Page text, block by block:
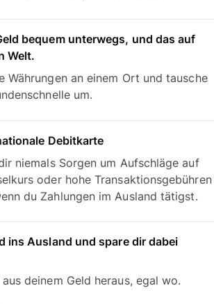
bequem unterwegs, und das auf
Welt.
Währungen an einem Ort und tausche
um.
Debitkarte
niemals Sorgen um Aufschläge auf
oder hohe Transaktionsgebühren
du Zahlungen im Ausland tätigst.
ins Ausland und spare dir dabei
deinem Geld heraus, egal wo.